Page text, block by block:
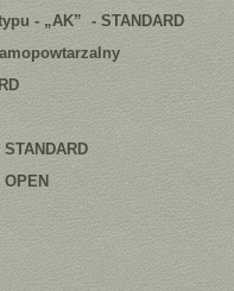
- „AK” - STANDARD